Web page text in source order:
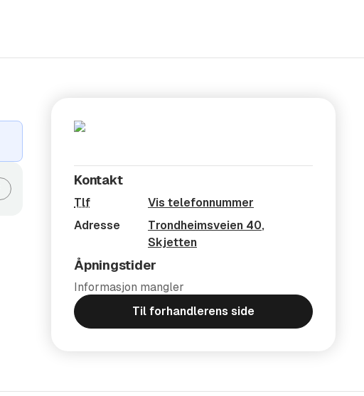
Kontakt
Tlf
Vis telefonnummer
Adresse
Trondheimsveien 40,
Skjetten
Åpningstider
Informasjon mangler
Til forhandlerens side